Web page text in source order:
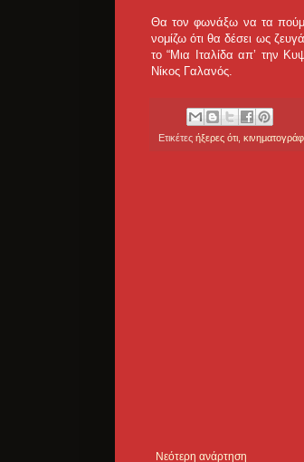
Θα τον φωνάξω να τα
νομίζω ότι θα δέσει ως
το “Μια Ιταλίδα απ’ την
Νίκος Γαλανός.
Ετικέτες ήξερες ότι
Νεότερη ανάρτηση